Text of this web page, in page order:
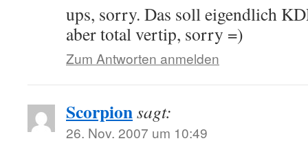
ups, sorry. Das soll eigendlich
aber total vertip, sorry =)
Zum Antworten anmelden
Scorpionsagt:
26. Nov. 2007 um 10:49